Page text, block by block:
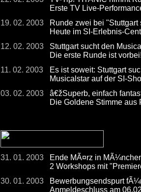
Erste TV Live-
19. 02. 2003
Runde zwei bei
Heute im SI-Erlebnis-
12. 02. 2003
Stuttgart sucht den
Die erste Runde ist
11. 02. 2003
Es ist soweit: Stuttgart
Musicalstar auf der SI-
03. 02. 2003
â€žSuperb, einfach
Die Goldene Stimme aus
31. 01. 2003
Ende MÃ¤rz in
2 Workshops mit
30. 01. 2003
Bewerbungsendspurt
Anmeldeschluss am